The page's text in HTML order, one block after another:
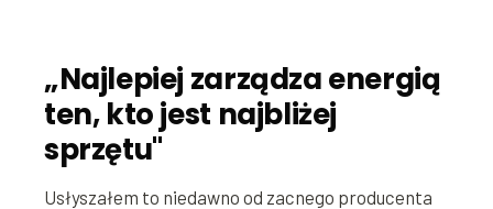
„Najlepiej zarządza energią
ten, kto jest najbliżej
sprzętu"
Usłyszałem to niedawno od zacnego producenta